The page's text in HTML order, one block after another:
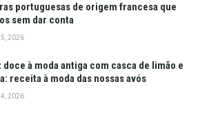
portuguesas de origem francesa que
sem dar conta
2026
à moda antiga com casca de limão e
receita à moda das nossas avós
2026